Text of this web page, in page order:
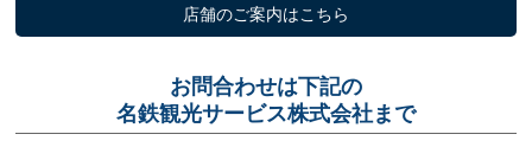
店舗のご案内はこちら
お問合わせは下記の
名鉄観光サービス株式会社まで